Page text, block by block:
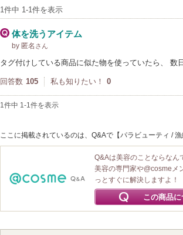
1件中 1-1件を表示
体を洗うアイテム
by 匿名 さん
タグ付けしている商品に似た物を使っていたら、
回答数 105 私も知りたい！ 0
1件中 1-1件を表示
ここに掲載されているのは、Q&Aで【パラビューティ /
Q&Aは美容のことならなん
美容の専門家や@cosmeメ
っとすぐに解決しますよ！
この商品